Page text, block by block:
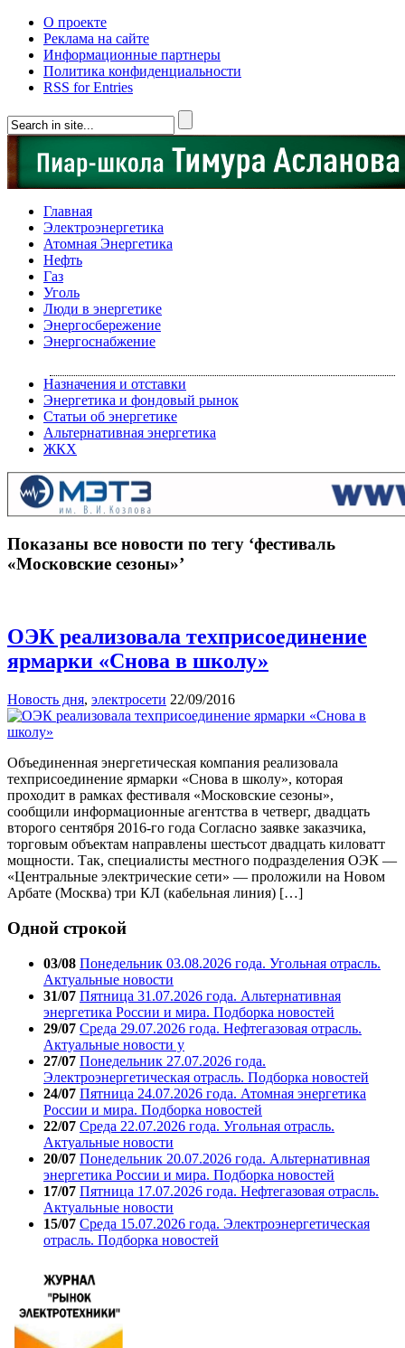
О проекте
Реклама на сайте
Информационные партнеры
Политика конфиденциальности
RSS for Entries
Главная
Электроэнергетика
Атомная Энергетика
Нефть
Газ
Уголь
Люди в энергетике
Энергосбережение
Энергоснабжение
Назначения и отставки
Энергетика и фондовый рынок
Статьи об энергетике
Альтернативная энергетика
ЖКХ
Показаны все новости по тегу ‘фестиваль
«Московские сезоны»’
ОЭК реализовала техприсоединение
ярмарки «Снова в школу»
Новость дня, электросети 22/09/2016
Объединенная энергетическая компания реализовала
техприсоединение ярмарки «Снова в школу», которая
проходит в рамках фестиваля «Московские сезоны»,
сообщили информационные агентства в четверг, двадцать
второго сентября 2016-го года Согласно заявке заказчика,
торговым объектам направлены шестьсот двадцать киловатт
мощности. Так, специалисты местного подразделения ОЭК —
«Центральные электрические сети» — проложили на Новом
Арбате (Москва) три КЛ (кабельная линия) […]
Одной строкой
03/08 Понедельник 03.08.2026 года. Угольная отрасль.
Актуальные новости
31/07 Пятница 31.07.2026 года. Альтернативная
энергетика России и мира. Подборка новостей
29/07 Среда 29.07.2026 года. Нефтегазовая отрасль.
Актуальные новости у
27/07 Понедельник 27.07.2026 года.
Электроэнергетическая отрасль. Подборка новостей
24/07 Пятница 24.07.2026 года. Атомная энергетика
России и мира. Подборка новостей
22/07 Среда 22.07.2026 года. Угольная отрасль.
Актуальные новости
20/07 Понедельник 20.07.2026 года. Альтернативная
энергетика России и мира. Подборка новостей
17/07 Пятница 17.07.2026 года. Нефтегазовая отрасль.
Актуальные новости
15/07 Среда 15.07.2026 года. Электроэнергетическая
отрасль. Подборка новостей